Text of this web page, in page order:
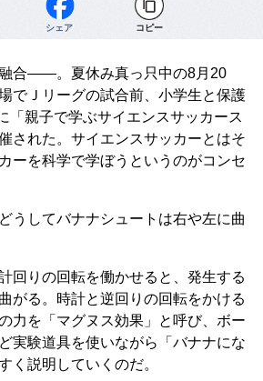
シェア コピー
合――。夏休み真っ只中の8月20
でＪリーグの試合前、小学生と保護
「親子で学ぶサイエンスサッカース
された。サイエンスサッカーとはそ
ーを科学で学ぼうというのがコンセ
うしてバナナシュートは右や左に曲
回りの回転を働かせると、発生する
がる。時計と逆回りの回転をかける
力を「マグヌス効果」と呼び、ボー
実験道具を使いながら「バナナにな
く説明していくのだ。